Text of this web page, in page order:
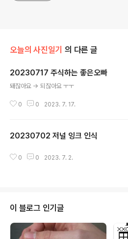
오늘의 사진일기 의 다른 글
20230717 주식하는 좋은오빠
돼잖아요 -> 되잖아요 ㅜㅜ
0 0 2023. 7. 17.
20230702 저널 잉크 인식
0 0 2023. 7. 2.
이 블로그 인기글